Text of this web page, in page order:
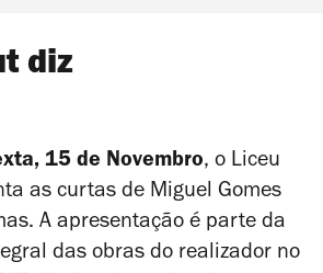
diz
15 de Novembro, o Liceu
as curtas de Miguel Gomes
A apresentação é parte da
das obras do realizador no